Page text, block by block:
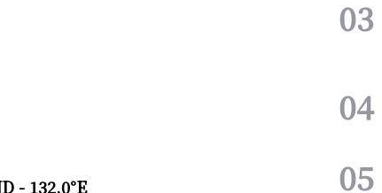
- 132.0°E